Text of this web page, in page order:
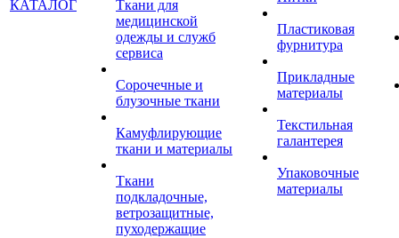
КАТАЛОГ
Ткани для
медицинской
одежды и служб
сервиса
Сорочечные и
блузочные ткани
Камуфлирующие
ткани и материалы
Ткани
подкладочные,
ветрозащитные,
пуходержащие
Пластиковая
фурнитура
Прикладные
материалы
Текстильная
галантерея
Упаковочные
материалы